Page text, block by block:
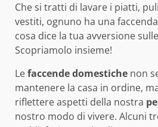
Che si tratti di lavare i piatti,
vestiti, ognuno ha una
cosa dice la tua avversione
Scopriamolo insieme!
Lefaccende domestiche non
mantenere la casa in ordine,
riflettere aspetti della nostra
nostro modo di vivere. Alcuni